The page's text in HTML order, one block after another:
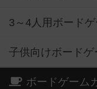
3～4人用ボード
子供向けボードゲ
ボードゲーム